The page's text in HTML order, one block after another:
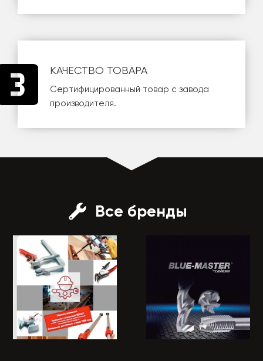
КАЧЕСТВО ТОВАРА
Сертифицированный товар с завода
производителя.
Все бренды